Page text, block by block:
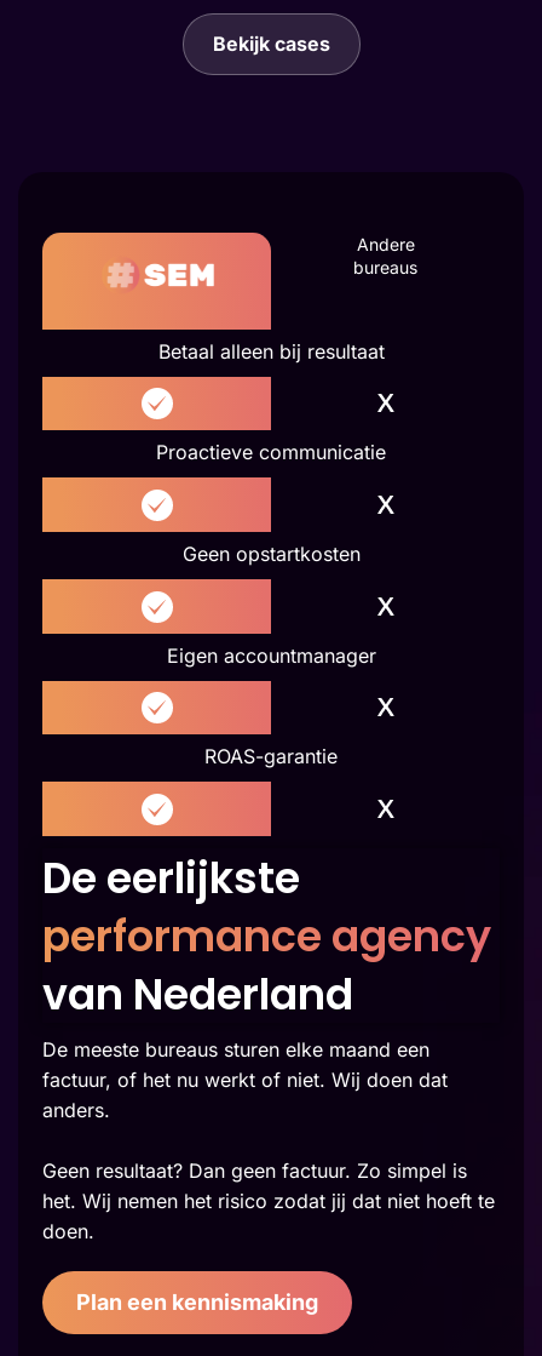
Bekijk cases
Andere
bureaus
Betaal alleen bij resultaat
Proactieve communicatie
Geen opstartkosten
Eigen accountmanager
ROAS-garantie
De eerlijkste
performance agency
van Nederland
De meeste bureaus sturen elke maand een
factuur, of het nu werkt of niet. Wij doen dat
anders.
Geen resultaat? Dan geen factuur. Zo simpel is
het. Wij nemen het risico zodat jij dat niet hoeft te
doen.
Plan een kennismaking